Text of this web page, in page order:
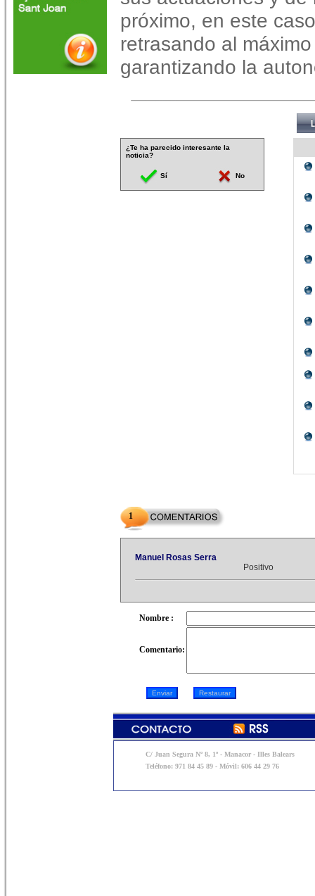
próximo, en este
retrasando al
garantizando la
¿Te ha parecido interesante la
noticia?
Sí No
1
Manuel Rosas Serra
Positivo
Nombre :
Comentario:
C/ Juan Segura Nº 8, 1º - Manacor - Illes Balears
Teléfono: 971 84 45 89 - Móvil: 606 44 29 76